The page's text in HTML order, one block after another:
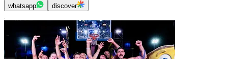
whatsapp discover